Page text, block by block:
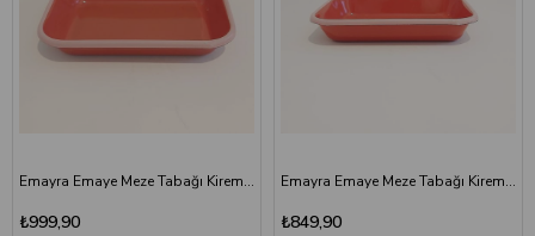
Emayra Emaye Meze Tabağı Kiremit 27x19 cm
₺999,90
Emayra Emaye Meze Tabağı Kiremit Pembe Kordonlu 22x16 cm
₺849,90